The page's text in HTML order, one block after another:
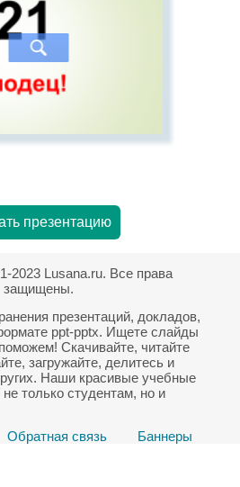
презентацию
2023 Lusana.ru. Все права
защищены.
презентаций, докладов,
ppt-pptx. Ищете слайды
Скачивайте, читайте
загружайте, делитесь и
Наши красивые учебные
только студентам, но и
Обратная связь Баннеры